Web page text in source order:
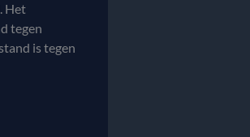
Het
tegen
is tegen